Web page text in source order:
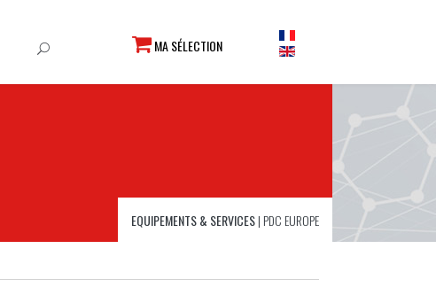
MA SÉLECTION
EQUIPEMENTS & SERVICES| PDC EUROPE